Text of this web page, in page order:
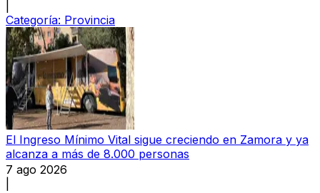
Categoría: Provincia
El Ingreso Mínimo Vital sigue creciendo en Zamora y ya
alcanza a más de 8.000 personas
7 ago 2026